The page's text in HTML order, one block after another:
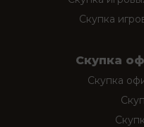
Скупка
Скупка
Скупка